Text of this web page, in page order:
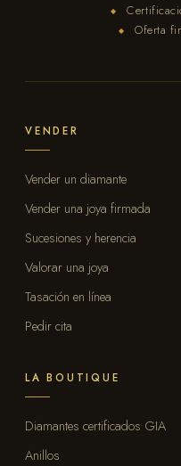
◆
◆ Oferta
VENDER
Vender un diamante
Vender una joya firmada
Sucesiones y herencia
Valorar una joya
Tasación en línea
Pedir cita
LA BOUTIQUE
Diamantes certificados GIA
Anillos